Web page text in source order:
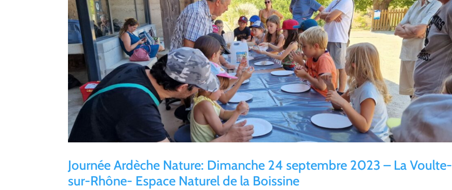
Journée Ardèche Nature: Dimanche 24 septembre 2023 – La Voulte-
sur-Rhône- Espace Naturel de la Boissine